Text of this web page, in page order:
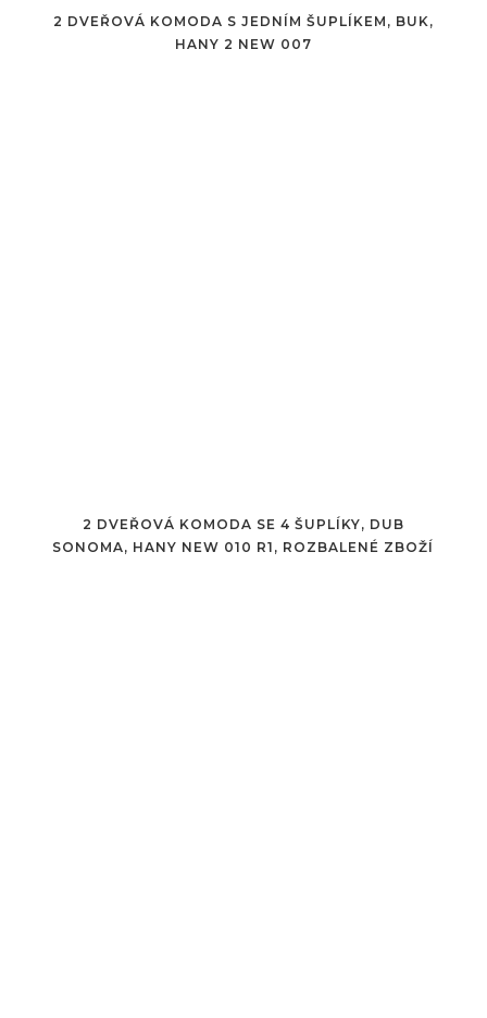
2 DVEŘOVÁ KOMODA S JEDNÍM ŠUPLÍKEM, BUK,
HANY 2 NEW 007
2 DVEŘOVÁ KOMODA SE 4 ŠUPLÍKY, DUB
SONOMA, HANY NEW 010 R1, ROZBALENÉ ZBOŽÍ